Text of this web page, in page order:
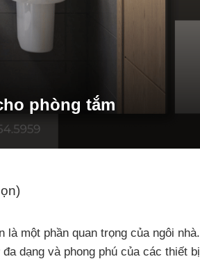
phòng tắm
một phần quan trọng của ngôi nhà.
dạng và phong phú của các thiết bị